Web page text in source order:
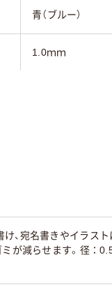
青（ブルー）
1.0ｍｍ
、宛名書きやイラス
ミが減らせます。径：